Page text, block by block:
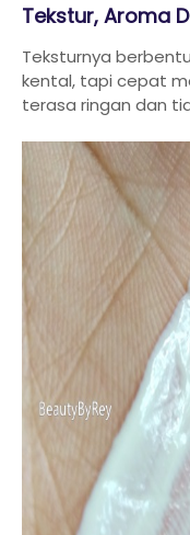
Tekstur, Aroma
Teksturnya
kental, tapi cepat
terasa ringan dan